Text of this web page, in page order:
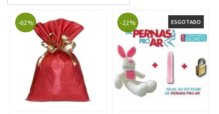
-62% -22% ESGOTADO